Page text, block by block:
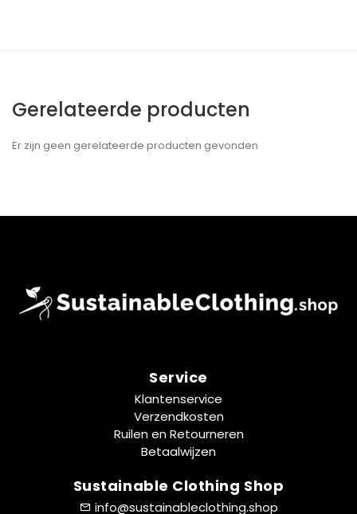
Gerelateerde producten
Er zijn geen gerelateerde producten gevonden
Service
Klantenservice
Verzendkosten
Ruilen en Retourneren
Betaalwijzen
Sustainable Clothing Shop
info@sustainableclothing.shop